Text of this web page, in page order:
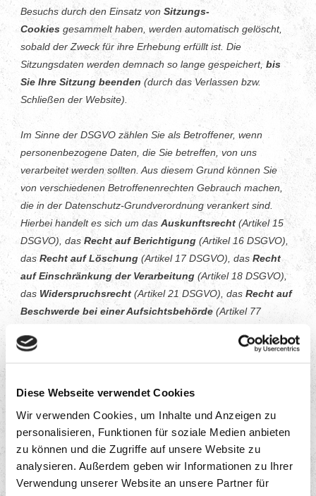
Diese Webseite verwendet Cookies
Wir verwenden Cookies, um Inhalte und Anzeigen zu
personalisieren, Funktionen für soziale Medien anbieten
zu können und die Zugriffe auf unsere Website zu
analysieren. Außerdem geben wir Informationen zu Ihrer
Verwendung unserer Website an unsere Partner für
Besuchs durch den Einsatz von Sitzungs-
Cookies gesammelt haben, werden automatisch gelöscht,
sobald der Zweck für ihre Erhebung erfüllt ist. Die
Sitzungsdaten werden demnach so lange gespeichert, bis
Sie Ihre Sitzung beenden (durch das Verlassen bzw.
Schließen der Website).
Im Sinne der DSGVO zählen Sie als Betroffener, wenn
personenbezogene Daten, die Sie betreffen, von uns
verarbeitet werden sollten. Aus diesem Grund können Sie
von verschiedenen Betroffenenrechten Gebrauch machen,
die in der Datenschutz-Grundverordnung verankert sind.
Hierbei handelt es sich um das Auskunftsrecht (Artikel 15
DSGVO), das Recht auf Berichtigung (Artikel 16 DSGVO),
dasRecht auf Löschung(Artikel 17 DSGVO), das Recht
auf Einschränkung der Verarbeitung (Artikel 18 DSGVO),
das Widerspruchsrecht (Artikel 21 DSGVO), das Recht auf
Beschwerde bei einer Aufsichtsbehörde (Artikel 77
20 DSGVO).
Die Internetseiten verwenden teilweise so genannte Cookies.
enthalten keine Viren. Cookies dienen dazu, unser Angebot
nutzerfreundlicher, effektiver und sicherer zu machen.
Cookies sind kleine Textdateien, die auf Ihrem Rechner
abgelegt werden und die Ihr Browser speichert.
Cookies, die zur Durchführung des elektronischen